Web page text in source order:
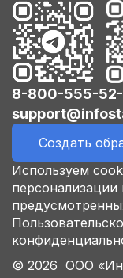
8-800-555-
Создать
Используем
персонализации
© 2026 ООО